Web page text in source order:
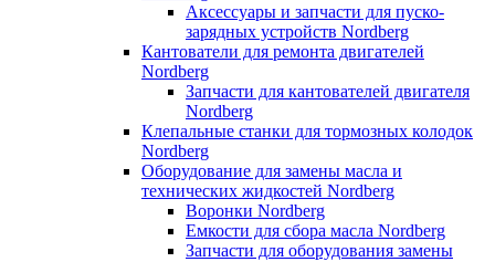
Аксессуары и запчасти для пуско-
зарядных устройств Nordberg
Кантователи для ремонта двигателей
Nordberg
Запчасти для кантователей двигателя
Nordberg
Клепальные станки для тормозных колодок
Nordberg
Оборудование для замены масла и
технических жидкостей Nordberg
Воронки Nordberg
Емкости для сбора масла Nordberg
Запчасти для оборудования замены